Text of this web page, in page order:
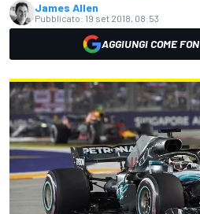
James Allen
Pubblicato: 19 set 2018, 08:53
AGGIUNGI COME